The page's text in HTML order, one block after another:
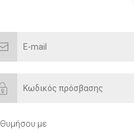
Θυμήσου με